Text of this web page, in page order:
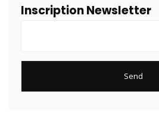
Inscription Newsletter